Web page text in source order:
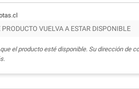
VUELVA A ESTAR DISPONIBLE
el producto esté disponible. Su dirección de